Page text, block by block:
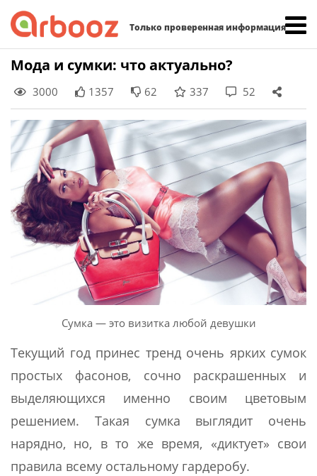
Только проверенная информация
Skip
content
Мода и сумки: что актуально?
3000 1357 62 337 52
Сумка — это визитка любой девушки
Текущий год принес тренд очень ярких сумок
простых фасонов, сочно раскрашенных и
выделяющихся именно своим цветовым
решением. Такая сумка выглядит очень
нарядно, но, в то же время, «диктует» свои
правила всему остальному гардеробу.
Найти: